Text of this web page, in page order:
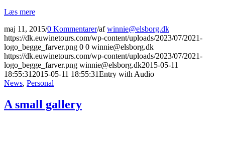
Læs mere
maj 11, 2015/0 Kommentarer/afwinnie@elsborg.dk
https://dk.euwinetours.com/wp-content/uploads/2023/07/2021-
logo_begge_farver.png 0 0 winnie@elsborg.dk
https://dk.euwinetours.com/wp-content/uploads/2023/07/2021-
logo_begge_farver.png winnie@elsborg.dk2015-05-11
18:55:31 2015-05-11 18:55:31Entry with Audio
News, Personal
A small gallery